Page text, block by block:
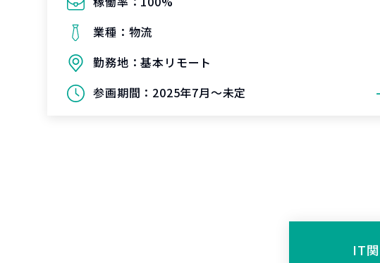
業種： 物流
勤務地：基本リモート
参画期間： 2025年7月～未定
IT